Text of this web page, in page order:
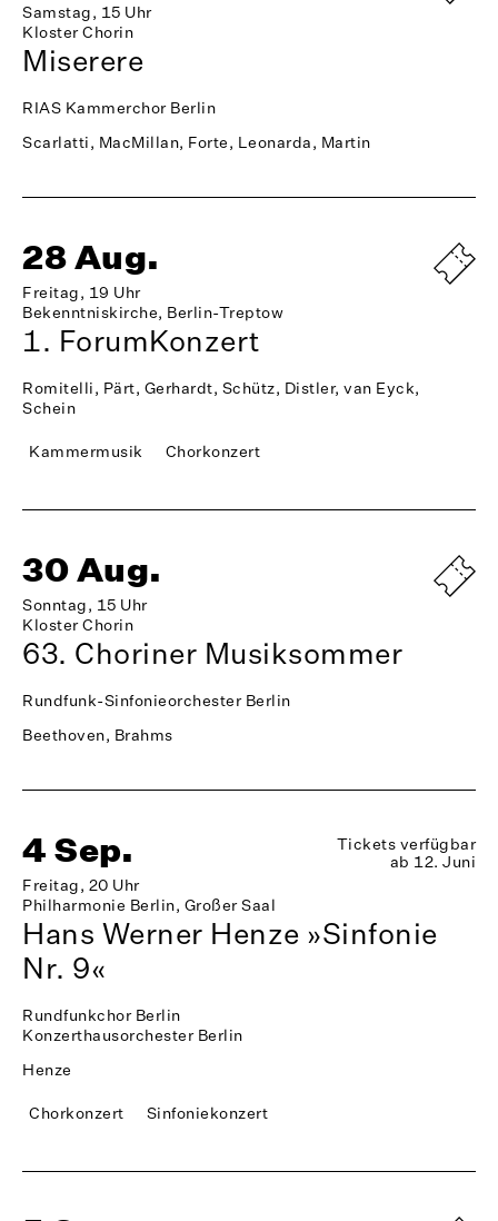
Samstag, 15 Uhr
Kloster Chorin
Miserere
RIAS Kammerchor Berlin
Scarlatti, MacMillan, Forte, Leonarda, Martin
28 Aug.
Freitag, 19 Uhr
Bekenntniskirche, Berlin-Treptow
1. ForumKonzert
Romitelli, Pärt, Gerhardt, Schütz, Distler, van Eyck,
Schein
Kammermusik Chorkonzert
30 Aug.
Sonntag, 15 Uhr
Kloster Chorin
63. Choriner Musiksommer
Rundfunk-Sinfonieorchester Berlin
Beethoven, Brahms
4 Sep.
Freitag, 20 Uhr
Philharmonie Berlin, Großer Saal
Tickets verfügbar
ab 12. Juni
Hans Werner Henze »Sinfonie
Nr. 9«
Rundfunkchor Berlin
Konzerthausorchester Berlin
Henze
Chorkonzert Sinfoniekonzert